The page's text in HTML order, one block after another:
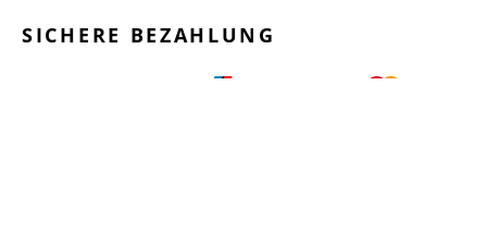
SICHERE BEZAHLUNG